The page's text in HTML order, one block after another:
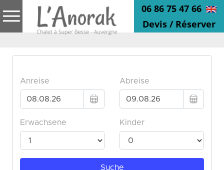
06 86 75 47 66
Devis / Réserver